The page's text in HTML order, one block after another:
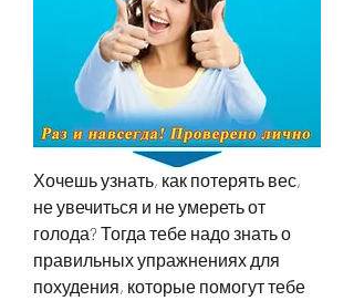
Хочешь узнать, как потерять вес,
не увечиться и не умереть от
голода? Тогда тебе надо знать о
правильных упражнениях для
похудения, которые помогут тебе